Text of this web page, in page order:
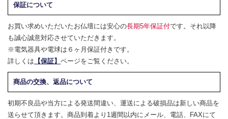
保証について
お買い求めいただいたお仏壇には安心の長期5年保証付です。それ以降
も誠心誠意対応させていただきます。
※電気器具や電球は６ヶ月保証付きです。
詳しくは 【保証】 ページをご覧ください。
商品の交換、返品について
初期不良品や当方による発送間違い、運送による破損品は新しい商品を
送らせて頂きます。商品到着より1週間以内にメール、電話、FAXにて